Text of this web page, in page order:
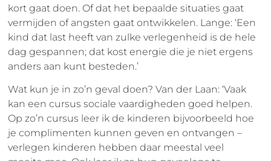
kort gaat doen. Of dat het bepaalde situaties gaat
vermijden of angsten gaat ontwikkelen. Lange: ‘Een
kind dat last heeft van zulke verlegenheid is de hele
dag gespannen; dat kost energie die je niet ergens
anders aan kunt besteden.’
Wat kun je in zo’n geval doen? Van der Laan: ‘Vaak
kan een cursus sociale vaardigheden goed helpen.
Op zo’n cursus leer ik de kinderen bijvoorbeeld hoe
je complimenten kunnen geven en ontvangen –
verlegen kinderen hebben daar meestal veel